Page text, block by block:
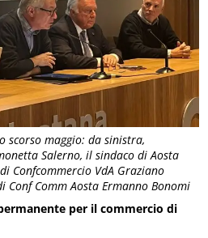
scorso maggio: da sinistra,
Salerno, il sindaco di Aosta
Confcommercio VdA Graziano
Comm Aosta Ermanno Bonomi
per il commercio di